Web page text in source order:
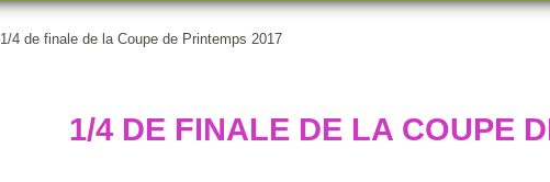
1/4 de finale de la Coupe de Printemps 2017
1/4 DE FINALE DE LA COUPE